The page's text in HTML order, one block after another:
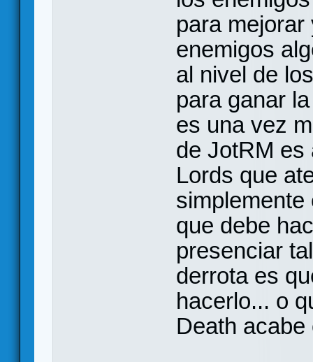
para
enemigos
al nivel de
para ganar
es una vez
de JotRM es
Lords que
simplemente
que debe
presenciar
derrota es
hacerlo... o
Death